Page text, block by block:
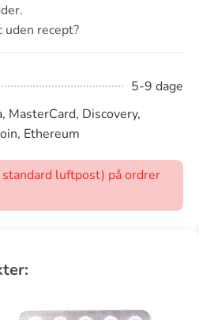
uden recept?
5-9 dage
MasterCard, Discovery,
Ethereum
luftpost) på ordrer